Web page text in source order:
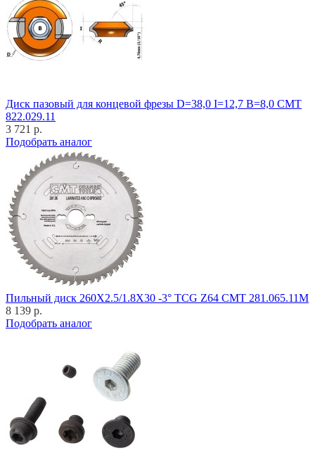
Диск пазовый для концевой фрезы D=38,0 I=12,7 B=8,0 CMT
822.029.11
3 721 р.
Подобрать аналог
Пильный диск 260X2.5/1.8X30 -3° TCG Z64 CMT 281.065.11M
8 139 р.
Подобрать аналог